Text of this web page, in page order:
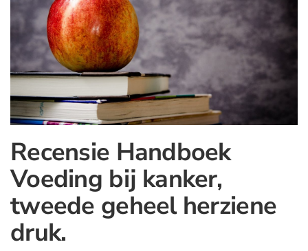
Recensie Handboek
Voeding bij kanker,
tweede geheel herziene
druk.